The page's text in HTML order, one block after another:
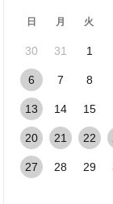
日 月 火
30 31 1
6 7 8
13 14 15
20 21 22
27 28 29